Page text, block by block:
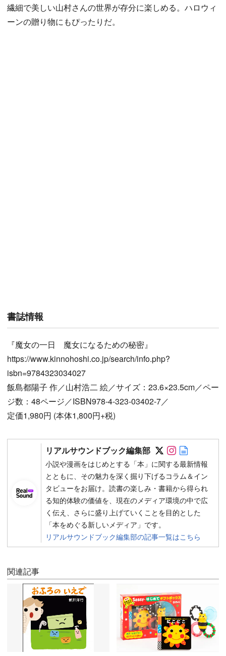
繊細で美しい山村さんの世界が存分に楽しめる。ハロウィ
ーンの贈り物にもぴったりだ。
書誌情報
『魔女の一日 魔女になるための秘密』
https://www.kinnohoshi.co.jp/search/info.php?
isbn=9784323034027
飯島都陽子 作／山村浩二 絵／サイズ：23.6×23.5cm／ペー
ジ数：48ページ／ISBN978-4-323-03402-7／
定価1,980円 (本体1,800円+税)
リアルサウンドブック編集部 Follow on
Follow on
小説や漫画をはじめとする「本」に関する最新情報
とともに、その魅力を深く掘り下げるコラム＆イン
タビューをお届け。読書の楽しみ・書籍から得られ
る知的体験の価値を、現在のメディア環境の中で広
く伝え、さらに盛り上げていくことを目的とした
「本をめぐる新しいメディア」です。
リアルサウンドブック編集部の記事一覧はこちら
関連記事